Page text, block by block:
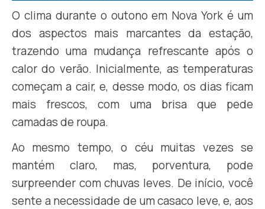
O clima durante o outono em Nova York é um
dos aspectos mais marcantes da estação,
trazendo uma mudança refrescante após o
calor do verão. Inicialmente, as temperaturas
começam a cair, e, desse modo, os dias ficam
mais frescos, com uma brisa que pede
camadas de roupa.
Ao mesmo tempo, o céu muitas vezes se
mantém claro, mas, porventura, pode
surpreender com chuvas leves. De início, você
sente a necessidade de um casaco leve, e, aos